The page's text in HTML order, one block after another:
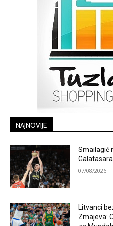
NAJNOVIJE
Smailagić
07/08/2026
Litvanci
Zmajeva: